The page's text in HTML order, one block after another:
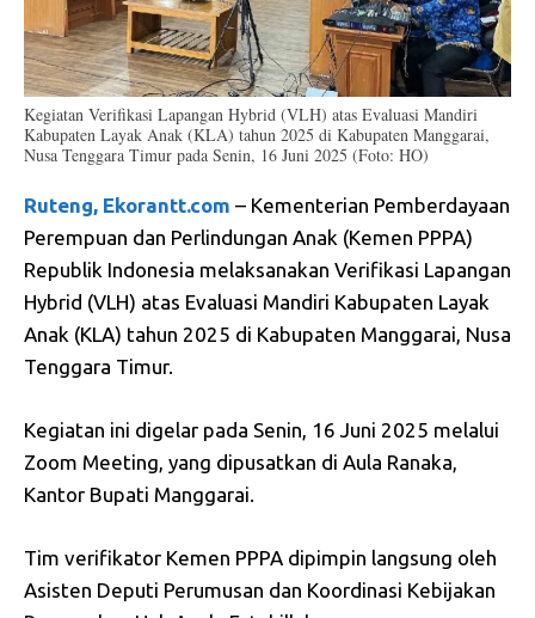
Kegiatan Verifikasi Lapangan Hybrid (VLH) atas Evaluasi Mandiri
Kabupaten Layak Anak (KLA) tahun 2025 di Kabupaten Manggarai,
Nusa Tenggara Timur pada Senin, 16 Juni 2025 (Foto: HO)
Ruteng, Ekorantt.com – Kementerian Pemberdayaan
Perempuan dan Perlindungan Anak (Kemen PPPA)
Republik Indonesia melaksanakan Verifikasi Lapangan
Hybrid (VLH) atas Evaluasi Mandiri Kabupaten Layak
Anak (KLA) tahun 2025 di Kabupaten Manggarai, Nusa
Tenggara Timur.
Kegiatan ini digelar pada Senin, 16 Juni 2025 melalui
Zoom Meeting, yang dipusatkan di Aula Ranaka,
Kantor Bupati Manggarai.
Tim verifikator Kemen PPPA dipimpin langsung oleh
Asisten Deputi Perumusan dan Koordinasi Kebijakan